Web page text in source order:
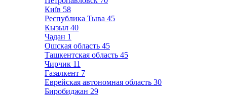
Київ 58
Республика Тыва 45
Кызыл 40
Чадан 1
Ошская область 45
Ташкентская область 45
Чирчик 11
Газалкент 7
Еврейская автономная область 30
Биробиджан 29